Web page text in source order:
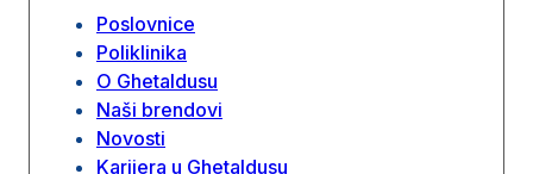
Poslovnice
Poliklinika
O Ghetaldusu
Naši brendovi
Novosti
Karijera u Ghetaldusu